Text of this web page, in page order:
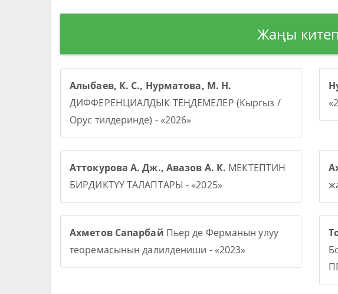
Жаңы
Алыбаев, К. С., Нурматова, М. Н.
ДИФФЕРЕНЦИАЛДЫК ТЕҢДЕМЕЛЕР (Кыргыз /
Орус тилдеринде) - «2026»
Аттокурова А. Дж., Авазов А. К. МЕКТЕПТИН
БИРДИКТҮҮ ТАЛАПТАРЫ - «2025»
Ахметов Сапарбай Пьер де Ферманын улуу
теоремасынын далилдениши - «2023»